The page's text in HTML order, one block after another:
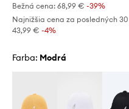
Bežná cena: 68,99 € -39%
Najnižšia cena za posledných
43,99 € -4%
Farba: modrá